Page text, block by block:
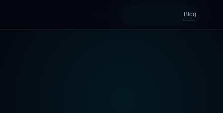
Começar grátis →Blog